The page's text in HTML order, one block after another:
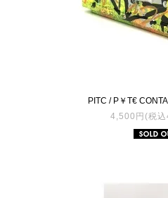
PITC / P￥T€
4,500円(税